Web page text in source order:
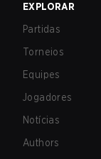
EXPLORAR
Partidas
Torneios
Equipes
Jogadores
Notícias
Authors